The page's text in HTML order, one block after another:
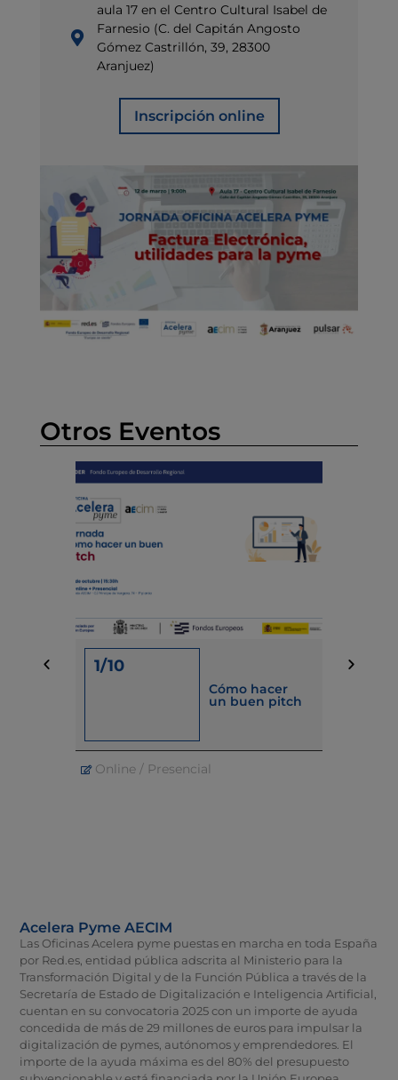
aula 17 en el Centro Cultural Isabel de
Farnesio (C. del Capitán Angosto
Gómez Castrillón, 39, 28300
Aranjuez)
Inscripción online
Otros Eventos
1/10
Cómo hacer
un buen pitch
Online / Presencial
15/09
Acelera Pyme AECIM
Las Oficinas Acelera pyme puestas en marcha en toda España
por Red.es, entidad pública adscrita al Ministerio para la
Transformación Digital y de la Función Pública a través de la
Secretaría de Estado de Digitalización e Inteligencia Artificial,
cuentan en su convocatoria 2025 con un importe de ayuda
concedida de más de 29 millones de euros para impulsar la
digitalización de pymes, autónomos y emprendedores. El
importe de la ayuda máxima es del 80% del presupuesto